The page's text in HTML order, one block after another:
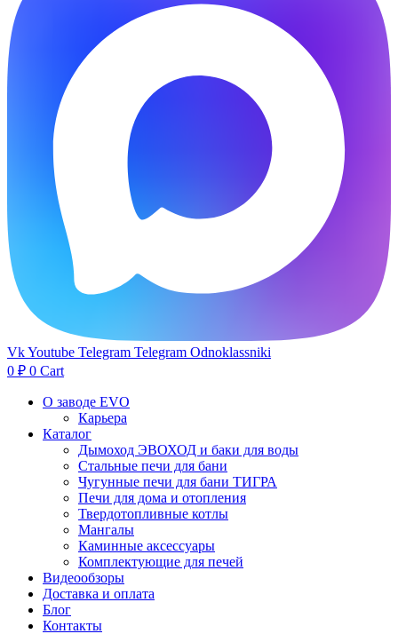
VkYoutube Telegram Telegram Odnoklassniki
0 ₽ 0 Cart
О заводе EVO
Карьера
Каталог
Дымоход ЭВОХОД и баки для воды
Стальные печи для бани
Чугунные печи для бани ТИГРА
Печи для дома и отопления
Твердотопливные котлы
Мангалы
Каминные аксессуары
Комплектующие для печей
Видеообзоры
Доставка и оплата
Блог
Контакты